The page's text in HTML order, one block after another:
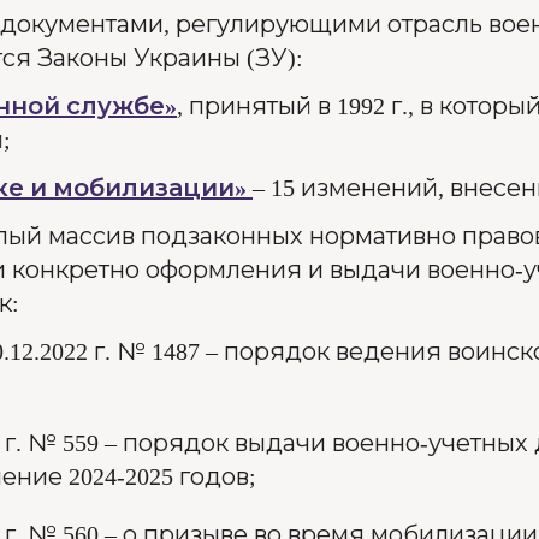
регулирующими отрасль
Законы Украины (ЗУ):
службе», принятый в 1992 г., в
и мобилизации»– 15 изменений,
массив подзаконных нормативно
конкретно оформления и выдачи военно-
г. № 1487 – порядок ведения
№ 559 – порядок выдачи военно-учетных
2024-2025 годов;